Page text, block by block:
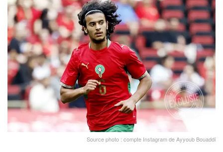
Source photo : compte Instagram de Ayyoub Bouaddi